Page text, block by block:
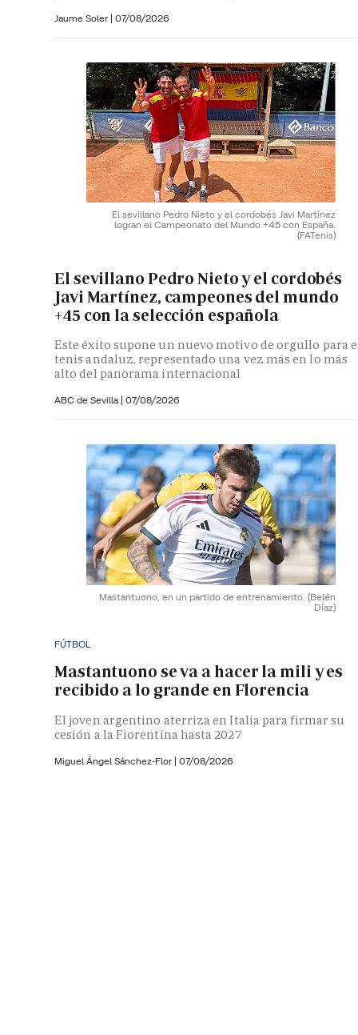
Jaume Soler | 07/08/2026
El sevillano Pedro Nieto y el cordobés Javi Martínez
logran el Campeonato del Mundo +45 con España.
(FATenis)
El sevillano Pedro Nieto y el cordobés
Javi Martínez, campeones del mundo
+45 con la selección española
Este éxito supone un nuevo motivo de orgullo para
tenis andaluz, representado una vez más en lo más
alto del panorama internacional
ABC de Sevilla | 07/08/2026
Mastantuono, en un partido de entrenamiento. (Belén
Díaz)
FÚTBOL
Mastantuono se va a hacer la mili y es
recibido a lo grande en Florencia
El joven argentino aterriza en Italia para firmar su
cesión a la Fiorentina hasta 2027
Miguel Ángel Sánchez-Flor | 07/08/2026